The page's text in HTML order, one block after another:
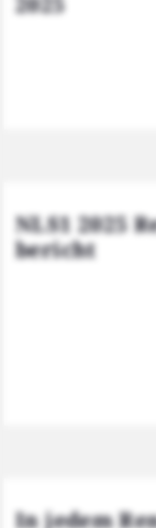
NLS1 2025
be­richt
In jedem